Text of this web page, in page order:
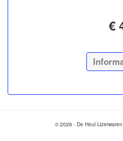
€
© 2026 - De Heul